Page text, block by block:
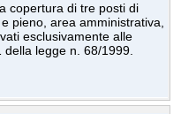
copertura di tre posti di
pieno, area amministrativa,
esclusivamente alle
legge n. 68/1999.